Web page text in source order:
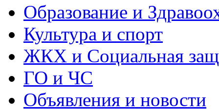
Образование и
Культура и спорт
ЖКХ и Социальная
ГО и ЧС
Объявления и новости